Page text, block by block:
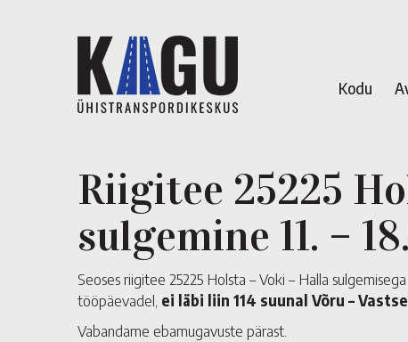
Kodu
Riigitee 25225
sulgemine 11. –
Seoses riigitee 25225 Holsta – Voki – Halla
tööpäevadel, ei läbi liin 114 suunal Võru –
Vabandame ebamugavuste pärast.